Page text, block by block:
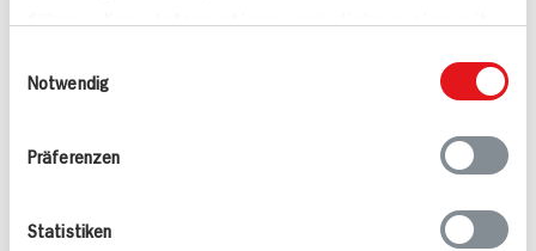
bereitgestellt haben oder die sie im Rahmen
Notwendig
Präferenzen
Statistiken
Apfel-Zwiebel-Chutney